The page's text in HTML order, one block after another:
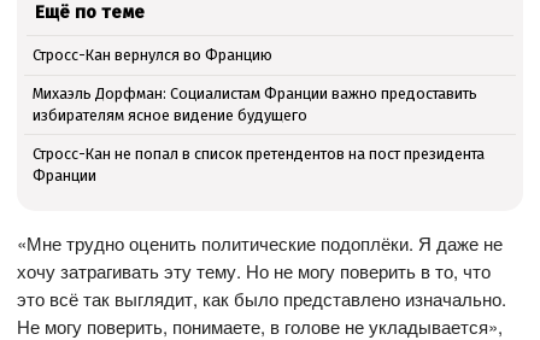
Ещё по теме
Стросс-Кан вернулся во Францию
Михаэль Дорфман: Социалистам Франции важно предоставить
избирателям ясное видение будущего
Стросс-Кан не попал в список претендентов на пост президента
Франции
«Мне трудно оценить политические подоплёки. Я даже не
хочу затрагивать эту тему. Но не могу поверить в то, что
это всё так выглядит, как было представлено изначально.
Не могу поверить, понимаете, в голове не укладывается»,